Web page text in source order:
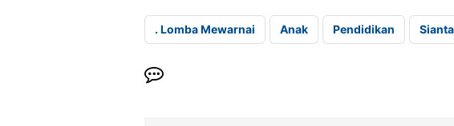
. Lomba Mewarnai Anak Pendidikan